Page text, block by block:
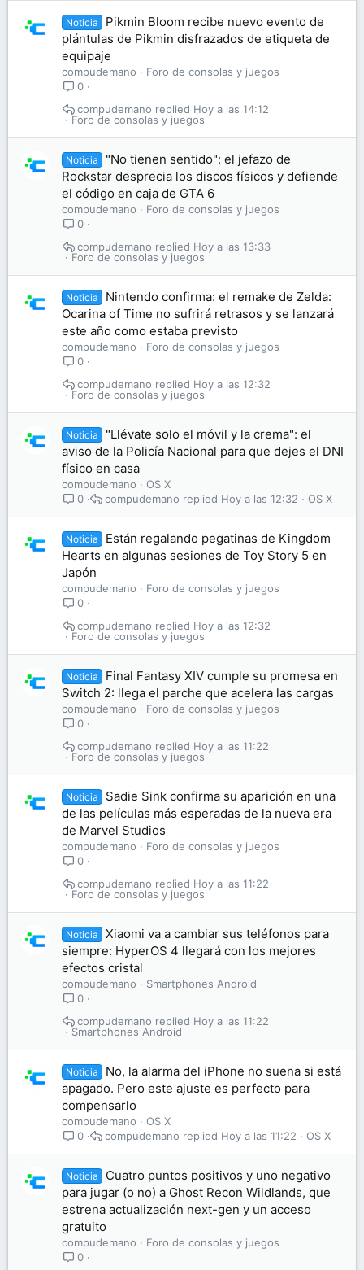
Noticia
Pikmin Bloom recibe nuevo evento de
plántulas de Pikmin disfrazados de etiqueta de
equipaje
compudemano
Foro de consolas y juegos
0
Foro de consolas y juegos
Hoy a las 14:12
compudemano
Noticia
"No tienen sentido": el jefazo de
Rockstar desprecia los discos físicos y defiende
el código en caja de GTA 6
compudemano
Foro de consolas y juegos
0
Foro de consolas y juegos
Hoy a las 13:33
compudemano
Noticia
Nintendo confirma: el remake de Zelda:
Ocarina of Time no sufrirá retrasos y se lanzará
este año como estaba previsto
compudemano
Foro de consolas y juegos
0
Foro de consolas y juegos
Hoy a las 12:32
compudemano
Noticia
"Llévate solo el móvil y la crema": el
aviso de la Policía Nacional para que dejes el DNI
físico en casa
compudemano
OS X
0
OS X
Hoy a las 12:32
compudemano
Noticia
Están regalando pegatinas de Kingdom
Hearts en algunas sesiones de Toy Story 5 en
Japón
compudemano
Foro de consolas y juegos
0
Foro de consolas y juegos
Hoy a las 12:32
compudemano
Noticia
Final Fantasy XIV cumple su promesa en
Switch 2: llega el parche que acelera las cargas
compudemano
Foro de consolas y juegos
0
Foro de consolas y juegos
Hoy a las 11:22
compudemano
Noticia
Sadie Sink confirma su aparición en una
de las películas más esperadas de la nueva era
de Marvel Studios
compudemano
Foro de consolas y juegos
0
Foro de consolas y juegos
Hoy a las 11:22
compudemano
Noticia
Xiaomi va a cambiar sus teléfonos para
siempre: HyperOS 4 llegará con los mejores
efectos cristal
compudemano
Smartphones Android
0
Smartphones Android
Hoy a las 11:22
compudemano
Noticia
No, la alarma del iPhone no suena si está
apagado. Pero este ajuste es perfecto para
compensarlo
compudemano
OS X
0
OS X
Hoy a las 11:22
compudemano
Noticia
Cuatro puntos positivos y uno negativo
para jugar (o no) a Ghost Recon Wildlands, que
estrena actualización next-gen y un acceso
gratuito
compudemano
Foro de consolas y juegos
0